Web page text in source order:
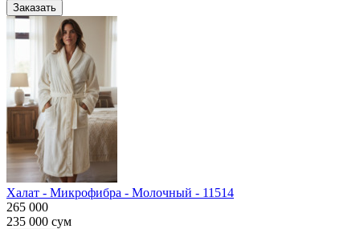
Заказать
Халат - Микрофибра - Молочный - 11514
265 000
235 000 сум